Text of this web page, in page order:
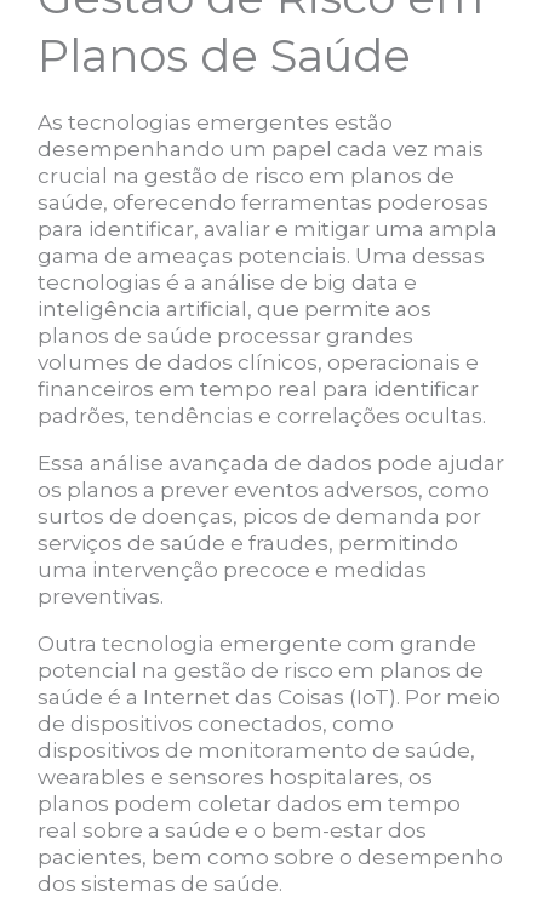
Planos de Saúde
As tecnologias emergentes estão
desempenhando um papel cada vez mais
crucial na gestão de risco em planos de
saúde, oferecendo ferramentas poderosas
para identificar, avaliar e mitigar uma ampla
gama de ameaças potenciais. Uma dessas
tecnologias é a análise de big data e
inteligência artificial, que permite aos
planos de saúde processar grandes
volumes de dados clínicos, operacionais e
financeiros em tempo real para identificar
padrões, tendências e correlações ocultas.
Essa análise avançada de dados pode ajudar
os planos a prever eventos adversos, como
surtos de doenças, picos de demanda por
serviços de saúde e fraudes, permitindo
uma intervenção precoce e medidas
preventivas.
Outra tecnologia emergente com grande
potencial na gestão de risco em planos de
saúde é a Internet das Coisas (IoT). Por meio
de dispositivos conectados, como
dispositivos de monitoramento de saúde,
wearables e sensores hospitalares, os
planos podem coletar dados em tempo
real sobre a saúde e o bem-estar dos
pacientes, bem como sobre o desempenho
dos sistemas de saúde.